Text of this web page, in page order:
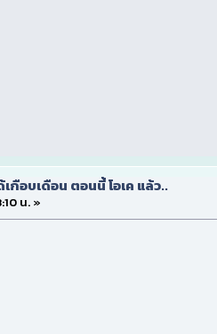
กือบเดือน ตอนนี้ โอเค แล้ว..
น. »